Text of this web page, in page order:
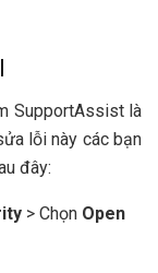
SupportAssist là
lỗi này các bạn
đây:
> Chọn Open